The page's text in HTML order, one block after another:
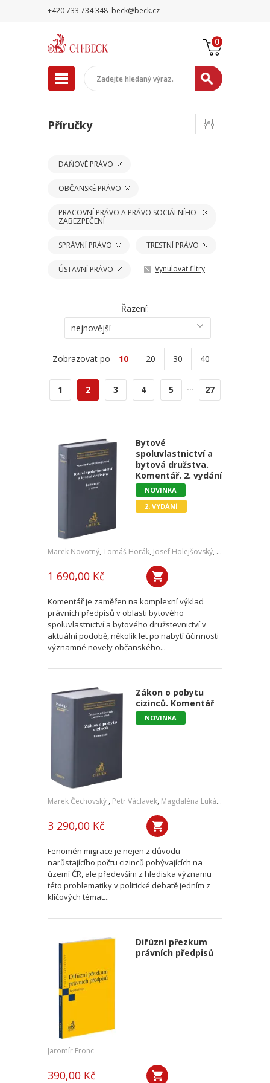
+420 733 734 348 beck@beck.cz
0
Příručky
DAŇOVÉ PRÁVO
OBČANSKÉ PRÁVO
PRACOVNÍ PRÁVO A PRÁVO SOCIÁLNÍHO
ZABEZPEČENÍ
SPRÁVNÍ PRÁVO TRESTNÍ PRÁVO
ÚSTAVNÍ PRÁVO Vynulovat filtry
Řazení:
nejnovější
Zobrazovat po 10 20 30 40
1 2 3 4 5 ... 27
Bytové
spoluvlastnictví a
bytová družstva.
Komentář. 2. vydání
NOVINKA
2. VYDÁNÍ
Marek Novotný, Tomáš Horák, Josef Holejšovský, Jaroslav Oehm
1 690,00 Kč
Komentář je zaměřen na komplexní výklad
právních předpisů v oblasti bytového
spoluvlastnictví a bytového družstevnictví v
aktuální podobě, několik let po nabytí účinnosti
významné novely občanského...
Zákon o pobytu
cizinců. Komentář
NOVINKA
Marek Čechovský , Petr Václavek, Magdaléna Lukášová
3 290,00 Kč
Fenomén migrace je nejen z důvodu
narůstajícího počtu cizinců pobývajících na
území ČR, ale především z hlediska významu
této problematiky v politické debatě jedním z
klíčových témat...
Difúzní přezkum
právních předpisů
Jaromír Fronc
390,00 Kč